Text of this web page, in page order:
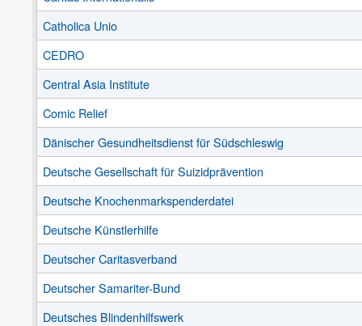
Catholica Unio
CEDRO
Central Asia Institute
Comic Relief
Dänischer Gesundheitsdienst für Südschleswig
Deutsche Gesellschaft für Suizidprävention
Deutsche Knochenmarkspenderdatei
Deutsche Künstlerhilfe
Deutscher Caritasverband
Deutscher Samariter-Bund
Deutsches Blindenhilfswerk